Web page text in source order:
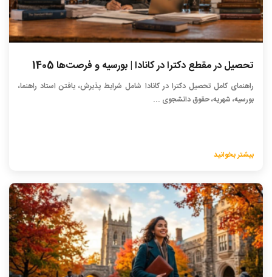
تحصیل در مقطع دکترا در کانادا | بورسیه و فرصت‌ها 1405
راهنمای کامل تحصیل دکترا در کانادا شامل شرایط پذیرش، یافتن استاد راهنما،
بورسیه، شهریه، حقوق دانشجوی ...
بیشتر بخوانید